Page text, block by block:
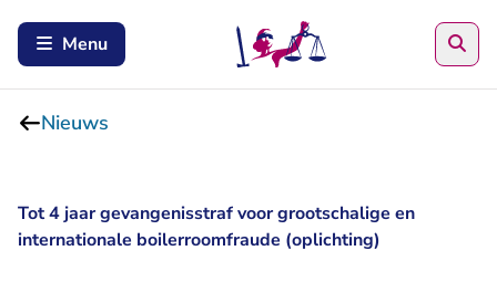
Menu
Nieuws
Tot 4 jaar gevangenisstraf voor grootschalige en
internationale boilerroomfraude (oplichting)